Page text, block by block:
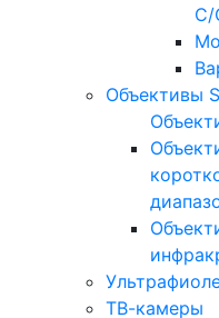
C/
Объективы
ТВ-камеры